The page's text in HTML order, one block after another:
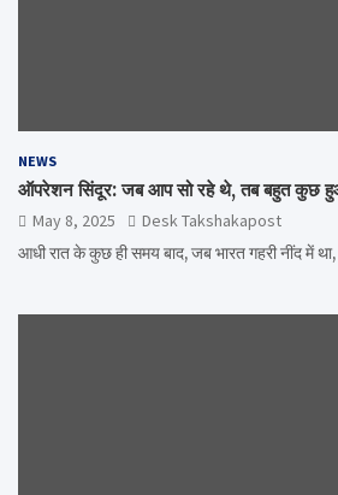
NEWS
ऑपरेशन सिंदूर: जब आप सो रहे थे, तब बहुत कुछ
May 8, 2025
Desk Takshakapost
आधी रात के कुछ ही समय बाद, जब भारत गहरी नींद में